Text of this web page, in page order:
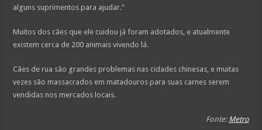
alguns suprimentos para ajudar.”
Muitos dos cães que ele cuidou já foram adotados, e atualmente
existem cerca de 200 animais vivendo lá.
Cães de rua são grandes problemas nas cidades chinesas, e muitas
vezes são massacrados em matadouros para suas carnes serem
vendidas nos mercados locais.
Fonte: Metro